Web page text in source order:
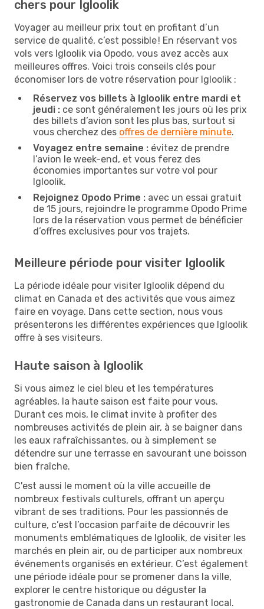
chers pour Igloolik
Voyager au meilleur prix tout en profitant d’un
service de qualité, c’est possible ! En réservant vos
vols vers Igloolik via Opodo, vous avez accès aux
meilleures offres. Voici trois conseils clés pour
économiser lors de votre réservation pour Igloolik :
Réservez vos billets à Igloolik entre mardi et
jeudi : ce sont généralement les jours où les prix
des billets d’avion sont les plus bas, surtout si
vous cherchez des offres de dernière minute.
Voyagez entre semaine : évitez de prendre
l’avion le week-end, et vous ferez des
économies importantes sur votre vol pour
Igloolik.
Rejoignez Opodo Prime : avec un essai gratuit
de 15 jours, rejoindre le programme Opodo Prime
lors de la réservation vous permet de bénéficier
d’offres exclusives pour vos trajets.
Meilleure période pour visiter Igloolik
La période idéale pour visiter Igloolik dépend du
climat en Canada et des activités que vous aimez
faire en voyage. Dans cette section, nous vous
présenterons les différentes expériences que Igloolik
offre à ses visiteurs.
Haute saison à Igloolik
Si vous aimez le ciel bleu et les températures
agréables, la haute saison est faite pour vous.
Durant ces mois, le climat invite à profiter des
nombreuses activités de plein air, à se baigner dans
les eaux rafraîchissantes, ou à simplement se
détendre sur une terrasse en savourant une boisson
bien fraîche.
C'est aussi le moment où la ville accueille de
nombreux festivals culturels, offrant un aperçu
vibrant de ses traditions. Pour les passionnés de
culture, c’est l’occasion parfaite de découvrir les
monuments emblématiques de Igloolik, de visiter les
marchés en plein air, ou de participer aux nombreux
événements organisés en extérieur. C’est également
une période idéale pour se promener dans la ville,
explorer le centre historique ou déguster la
gastronomie de Canada dans un restaurant local.